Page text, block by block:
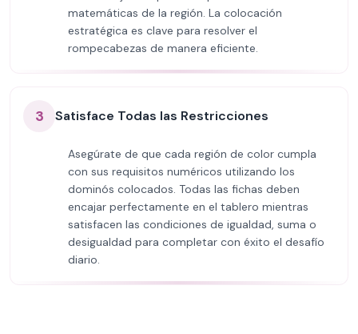
matemáticas de la región. La colocación
estratégica es clave para resolver el
rompecabezas de manera eficiente.
3 Satisface Todas las Restricciones
Asegúrate de que cada región de color cumpla
con sus requisitos numéricos utilizando los
dominós colocados. Todas las fichas deben
encajar perfectamente en el tablero mientras
satisfacen las condiciones de igualdad, suma o
desigualdad para completar con éxito el desafío
diario.